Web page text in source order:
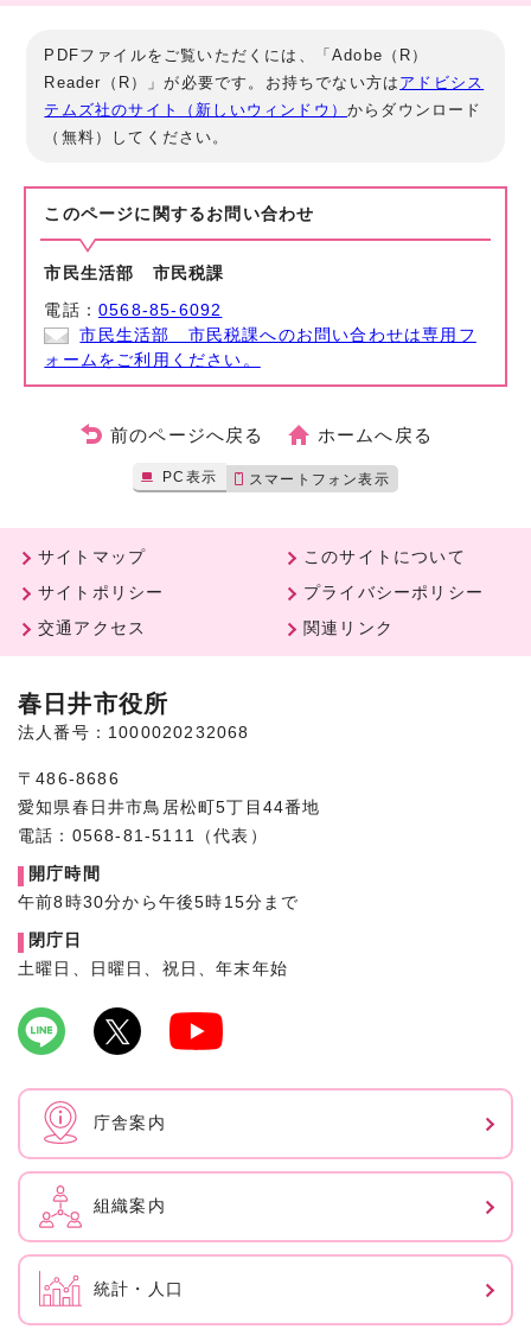
PDFファイルをご覧いただくには、「Adobe（R）
Reader（R）」が必要です。お持ちでない方は アドビシス
テムズ社のサイト（新しいウィンドウ）からダウンロード
（無料）してください。
このページに関する お問い合わせ
市民生活部 市民税課
電話：0568-85-6092
市民生活部 市民税課へのお問い合わせは専用フ
ォームをご利用ください。
前のページへ戻る ホームへ戻る
PC表示 スマートフォン表示
サイトマップ
このサイトについて
サイトポリシー
プライバシーポリシー
交通アクセス
関連リンク
春日井市役所
法人番号：1000020232068
〒486-8686
愛知県春日井市鳥居松町5丁目44番地
電話：0568-81-5111（代表）
開庁時間
午前8時30分から午後5時15分まで
閉庁日
土曜日、日曜日、祝日、年末年始
庁舎案内
組織案内
統計・人口